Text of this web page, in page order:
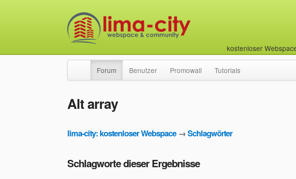
kostenloser
Forum Benutzer Promowall Tutorials
Alt array
lima-city: kostenloser Webspace→Schlagwörter
Schlagworte dieser Ergebnisse